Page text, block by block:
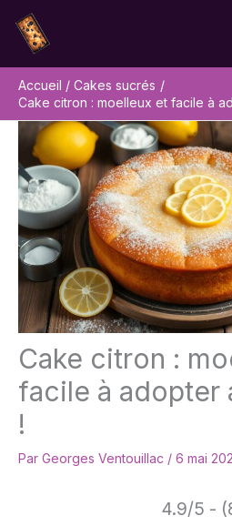
contenu
Accueil
Cakes sucrés
Cake citron : moelleux et facile à
Cake citron :
facile à adopter
!
Par Georges Ventouillac / 6 mai
4.9/5 -
Rechercher